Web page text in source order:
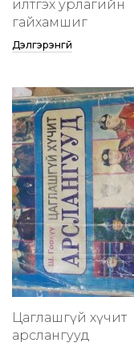
илтгэх урлагийн
гайхамшиг
Дэлгэрэнгүй
Цаглашгүй хүчит
арслангууд